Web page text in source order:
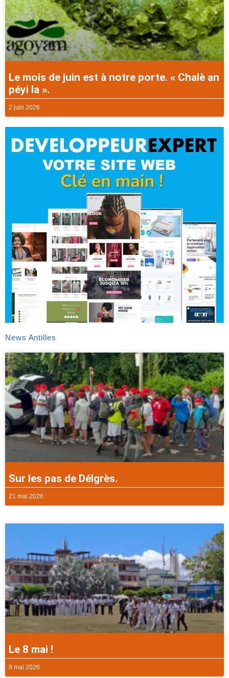
Le mois de juin est à notre porte. « Chalè an
péyi la ».
2 juin 2026
News Antilles
Sur les pas de Délgrès.
21 mai 2026
Le 8 mai !
8 mai 2026